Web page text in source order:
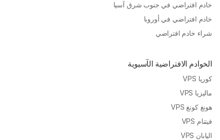
خادم افتراضي في جنوب شرق آسيا
خادم افتراضي في أوروبا
شراء خادم افتراضي
الخوادم الافتراضية الآسيوية
كوريا VPS
ماليزيا VPS
هونغ كونغ VPS
فيتنام VPS
اليابان VPS